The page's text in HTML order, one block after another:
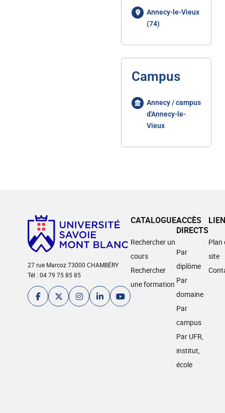
Annecy-le-Vieux
(74)
Campus
Annecy / campus
d'Annecy-le-
Vieux
27 rue Marcoz 73000 CHAMBÉRY
Tél : 04 79 75 85 85
CATALOGUE
Rechercher un
cours
Rechercher
une formation
ACCÈS
DIRECTS
Par
diplôme
Par
domaine
Par
campus
Par UFR,
institut,
école
Plan
site